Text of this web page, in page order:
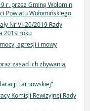
r. przez Gminę Wołomin
Powiatu Wołomińskiego
Nr VI-20/2019 Rady
2019 roku
agresji i mowy
zasad ich zbywania,
Tarnowskiej"
Komisji Rewizyjnej Rady